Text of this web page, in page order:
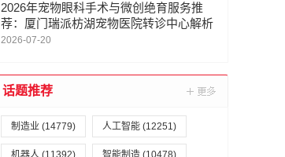
2026年宠物眼科手术与微创绝育服务推
荐：厦门瑞派枋湖宠物医院转诊中心解析
2026-07-20
话题推荐
制造业 (14779) 人工智能 (12251)
机器人 (11392) 智能制造 (10478)